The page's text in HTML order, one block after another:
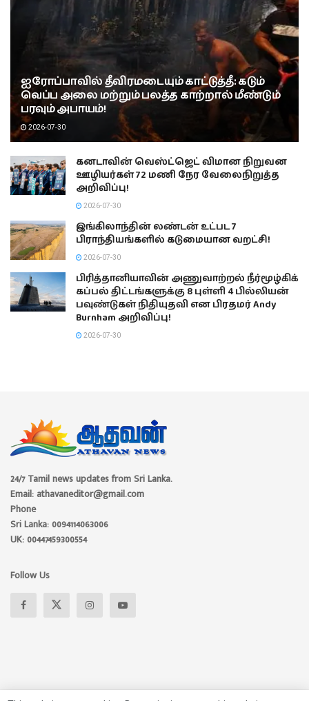
ஐரோப்பாவில் தீவிரமடையும் காட்டுத்தீ: கடும்
வெப்ப அலை மற்றும் பலத்த காற்றால் மீண்டும்
பரவும் அபாயம்!
2026-07-30
கனடாவின் வெஸ்ட்ஜெட் விமான நிறுவன
ஊழியர்கள் 72 மணி நேர வேலைநிறுத்த
அறிவிப்பு!
2026-07-30
இங்கிலாந்தின் லண்டன் உட்பட 7
பிராந்தியங்களில் கடுமையான வறட்சி!
2026-07-30
பிரித்தானியாவின் அணுவாற்றல் நீர்மூழ்கிக்
கப்பல் திட்டங்களுக்கு 8 புள்ளி 4 பில்லியன்
பவுண்டுகள் நிதியுதவி என பிரதமர் Andy
Burnham அறிவிப்பு!
2026-07-30
24/7 Tamil news updates from Sri Lanka.
Email: athavaneditor@gmail.com
Phone
Sri Lanka: 0094114063006
UK: 00447459300554
Follow Us